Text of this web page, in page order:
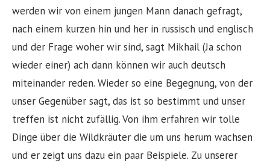
werden wir von einem jungen Mann danach gefragt,
nach einem kurzen hin und her in russisch und englisch
und der Frage woher wir sind, sagt Mikhail (Ja schon
wieder einer) ach dann können wir auch deutsch
miteinander reden. Wieder so eine Begegnung, von der
unser Gegenüber sagt, das ist so bestimmt und unser
treffen ist nicht zufällig. Von ihm erfahren wir tolle
Dinge über die Wildkräuter die um uns herum wachsen
und er zeigt uns dazu ein paar Beispiele. Zu unserer